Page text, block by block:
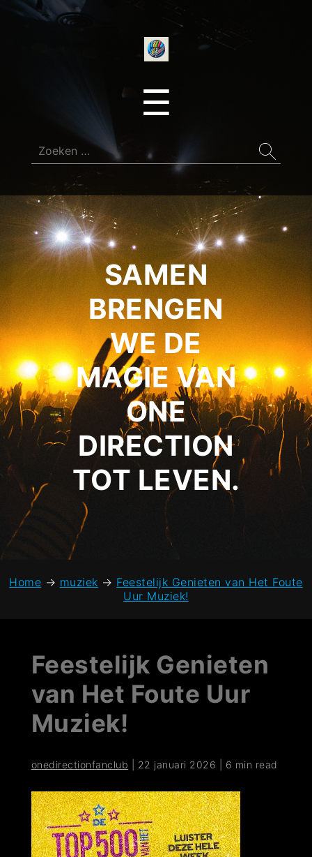
☰
Zoeken
naar:
SAMEN
BRENGEN
WE DE
MAGIE VAN
ONE
DIRECTION
TOT LEVEN.
Home → muziek → Feestelijk Genieten van Het Foute
Uur Muziek!
Feestelijk Genieten
van Het Foute Uur
Muziek!
onedirectionfanclub 22 januari 2026 6 min read